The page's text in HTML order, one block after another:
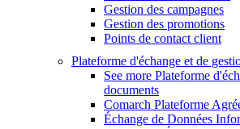
Gestion des campagnes
Gestion des promotions
Points de contact client
Plateforme d'échange et de
See more Plateforme
documents
Comarch Plateforme
Échange de Données